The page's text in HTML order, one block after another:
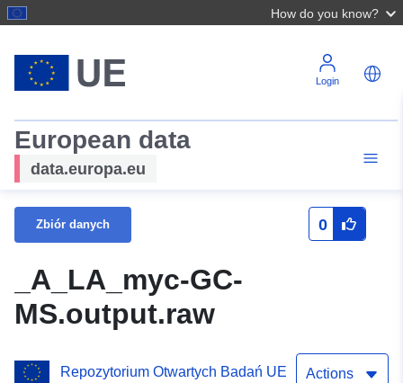
How do you know?
Login
European data
data.europa.eu
Zbiór danych 0
_A_LA_myc-GC-
MS.output.raw
Repozytorium Otwartych Badań UE Actions